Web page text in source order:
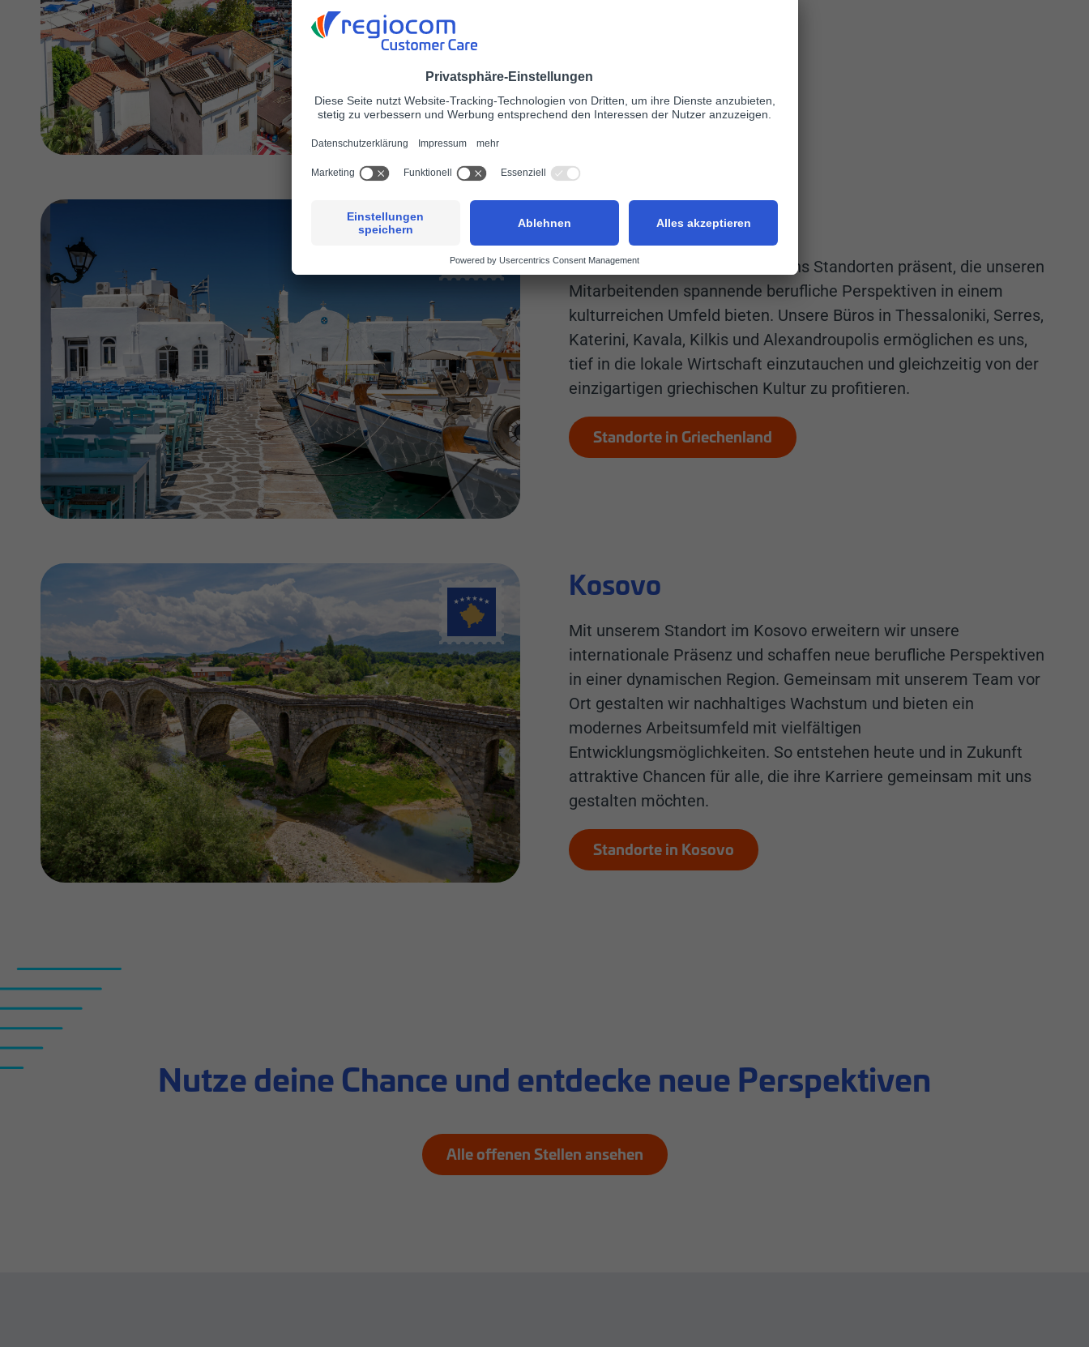
Griechenland
In Griechenland sind wir an sechs Standorten präsent, die unseren
Mitarbeitenden spannende berufliche Perspektiven in einem
kulturreichen Umfeld bieten. Unsere Büros in Thessaloniki, Serres,
Katerini, Kavala, Kilkis und Alexandroupolis ermöglichen es uns,
tief in die lokale Wirtschaft einzutauchen und gleichzeitig von der
einzigartigen griechischen Kultur zu profitieren.
Standorte in Griechenland
Kosovo
Mit unserem Standort im Kosovo erweitern wir unsere
internationale Präsenz und schaffen neue berufliche Perspektiven
in einer dynamischen Region. Gemeinsam mit unserem Team vor
Ort gestalten wir nachhaltiges Wachstum und bieten ein
modernes Arbeitsumfeld mit vielfältigen
Entwicklungsmöglichkeiten. So entstehen heute und in Zukunft
attraktive Chancen für alle, die ihre Karriere gemeinsam mit uns
gestalten möchten.
Standorte in Kosovo
Nutze deine Chance und entdecke neue Perspektiven
Alle offenen Stellen ansehen